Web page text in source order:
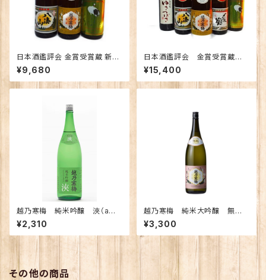
日本酒鑑評会 金賞受賞蔵 新潟
の地酒飲み比べセット1800ｍｌ
×3本 （越乃寒梅 八海山 越の
鶴）
¥9,680
日本酒鑑評会 金賞受賞蔵
新潟の地酒飲み比べセット180
0ｍｌ×5本 （越乃寒梅 八海
山 〆張鶴 ゆきつばき 越の
¥15,400
越乃寒梅 純米吟醸 浹（ama
ne) あまね 720ｍｌ【化粧
箱入り】
¥2,310
越乃寒梅 純米大吟醸 無
垢 720ｍｌ （化粧箱入り）
¥3,300
その他の商品